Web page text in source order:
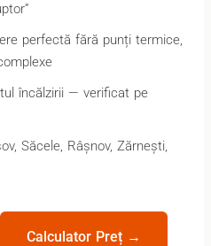
perfectă fără punți termice,
încălzirii — verificat pe
Săcele, Râșnov, Zărnești,
Calculator Preț →